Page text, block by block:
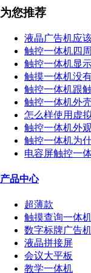
为您推荐
液晶广告机应
触控一体机四
触控一体机显
触摸一体机没
触控一体机跟
触控一体机外
怎么样使用虚
触控一体机外
触控一体机为
电容屏触控一
产品中心
超薄款
触摸查询一体
数字标牌广告
液晶拼接屏
会议大平板
教学一体机